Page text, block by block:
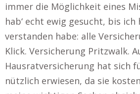
immer die Möglichkeit eines
hab‘ echt ewig gesucht, bis
verstanden habe: alle
Klick. Versicherung Pritzwalk.
Hausratversicherung hat sich
nützlich erwiesen, da sie